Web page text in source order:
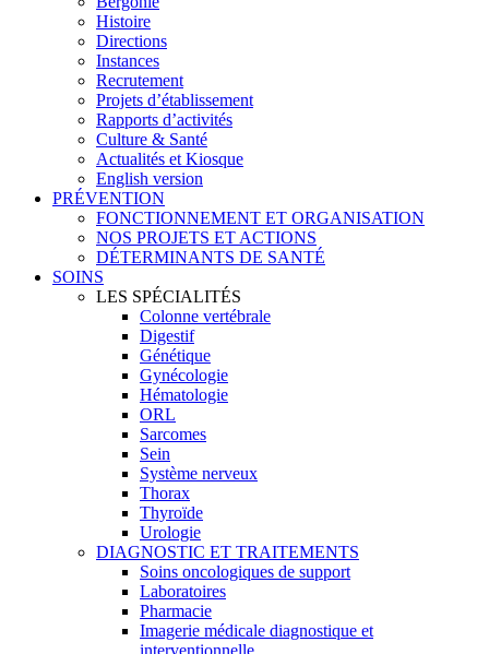
Histoire
Directions
Instances
Recrutement
Projets d’établissement
Rapports d’activités
Culture & Santé
Actualités et Kiosque
English version
PRÉVENTION
FONCTIONNEMENT ET ORGANISATION
NOS PROJETS ET ACTIONS
DÉTERMINANTS DE SANTÉ
SOINS
LES SPÉCIALITÉS
Colonne vertébrale
Digestif
Génétique
Gynécologie
Hématologie
ORL
Sarcomes
Sein
Système nerveux
Thorax
Thyroïde
Urologie
DIAGNOSTIC ET TRAITEMENTS
Soins oncologiques de support
Laboratoires
Pharmacie
Imagerie médicale diagnostique et
interventionnelle